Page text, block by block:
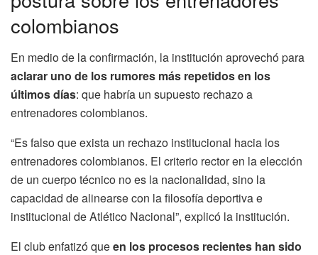
colombianos
En medio de la confirmación, la institución aprovechó para
aclarar uno de los rumores más repetidos en los
últimos días: que habría un supuesto rechazo a
entrenadores colombianos.
“Es falso que exista un rechazo institucional hacia los
entrenadores colombianos. El criterio rector en la elección
de un cuerpo técnico no es la nacionalidad, sino la
capacidad de alinearse con la filosofía deportiva e
institucional de Atlético Nacional”, explicó la institución.
El club enfatizó queen los procesos recientes han sido